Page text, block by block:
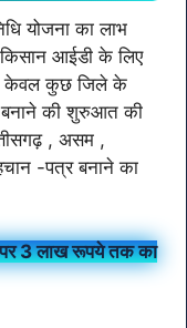
योजना का लाभ
आईडी के लिए
केवल कुछ जिले के
बनाने की शुरुआत की
, असम ,
-पत्र बनाने का
पर 3 लाख रूपये तक का